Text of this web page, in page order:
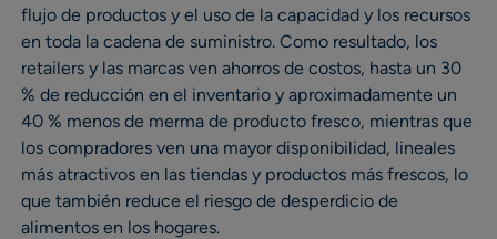
flujo de productos y el uso de la capacidad y los recursos
en toda la cadena de suministro. Como resultado, los
retailers y las marcas ven ahorros de costos, hasta un 30
% de reducción en el inventario y aproximadamente un
40 % menos de merma de producto fresco, mientras que
los compradores ven una mayor disponibilidad, lineales
más atractivos en las tiendas y productos más frescos, lo
que también reduce el riesgo de desperdicio de
alimentos en los hogares.